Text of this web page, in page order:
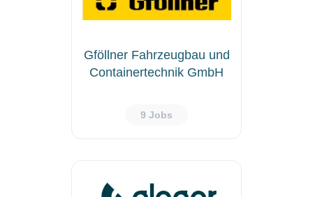
Gföllner Fahrzeugbau und
Containertechnik GmbH
9 Jobs